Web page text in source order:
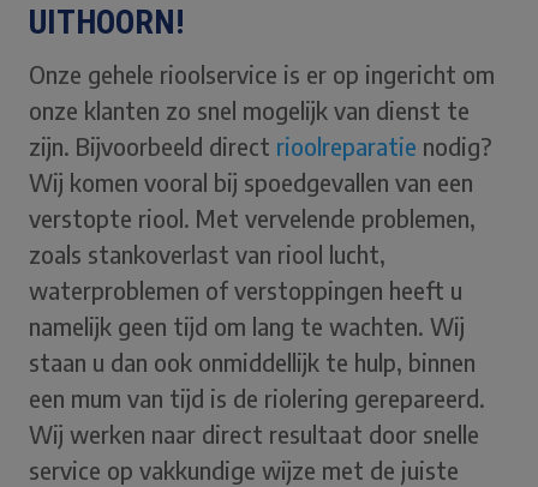
UITHOORN!
Onze gehele rioolservice is er op ingericht om
onze klanten zo snel mogelijk van dienst te
zijn. Bijvoorbeeld direct rioolreparatie nodig?
Wij komen vooral bij spoedgevallen van een
verstopte riool. Met vervelende problemen,
zoals stankoverlast van riool lucht,
waterproblemen of verstoppingen heeft u
namelijk geen tijd om lang te wachten. Wij
staan u dan ook onmiddellijk te hulp, binnen
een mum van tijd is de riolering gerepareerd.
Wij werken naar direct resultaat door snelle
service op vakkundige wijze met de juiste